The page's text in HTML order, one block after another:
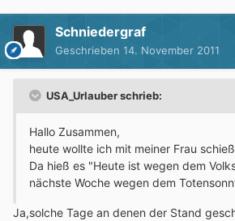
Schniedergraf
Geschrieben 14. November 2011
USA_Urlauber schrieb:
Hallo Zusammen,
heute wollte ich mit meiner Frau
Da hieß es "Heute ist wegen dem
nächste Woche wegen dem
Ja,solche Tage an denen der Stand